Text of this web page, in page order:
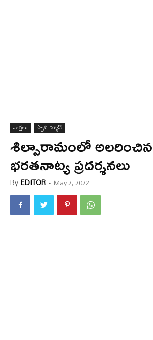
వార్త‌లు స్పాట్ న్యూస్
శిల్పారామంలో
భరతనాట్య ప్రదర్శనలు
ByEDITOR - May 2, 2022